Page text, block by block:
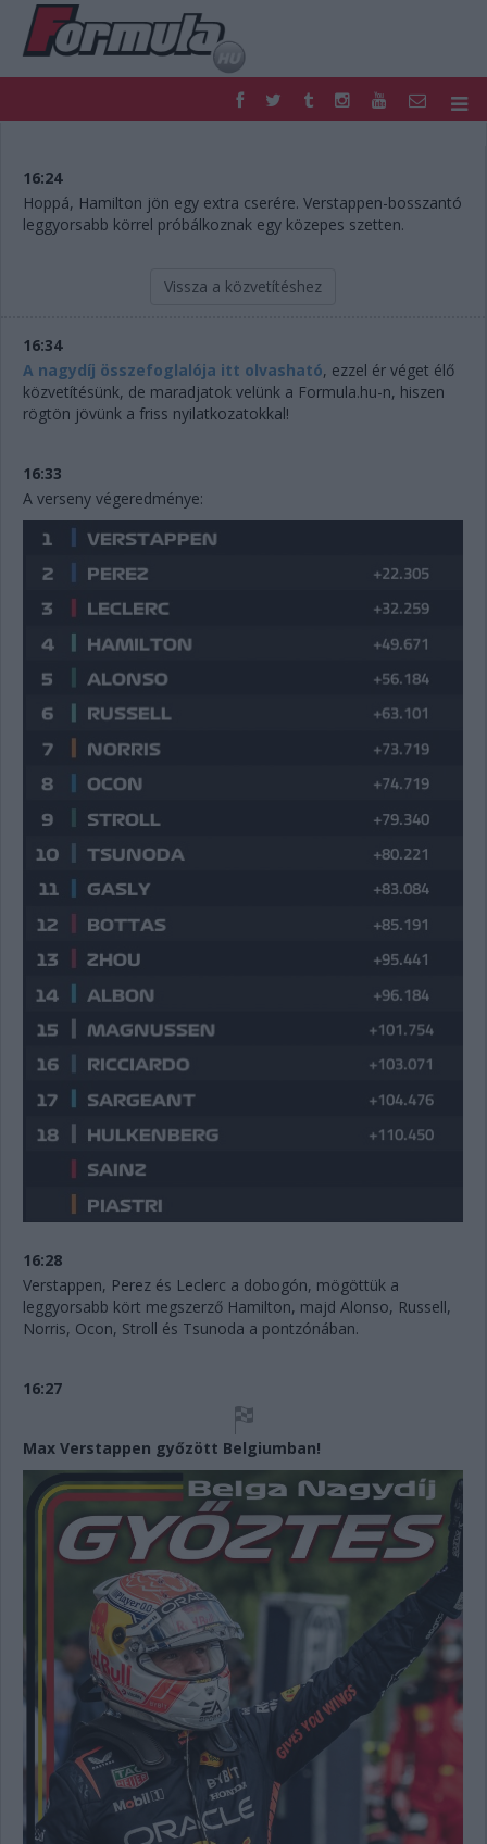
FORMULA
NEMZETKÖZI
HAZAI
RETRO
EGYÉB
TIPPJÁTÉK
16:24
Hoppá, Hamilton jön egy extra cserére. Verstappen-bosszantó
leggyorsabb körrel próbálkoznak egy közepes szetten.
Vissza a közvetítéshez
16:34
A nagydíj összefoglalója itt olvasható, ezzel ér véget élő
közvetítésünk, de maradjatok velünk a Formula.hu-n, hiszen
rögtön jövünk a friss nyilatkozatokkal!
16:33
A verseny végeredménye:
16:28
Verstappen, Perez és Leclerc a dobogón, mögöttük a
leggyorsabb kört megszerző Hamilton, majd Alonso, Russell,
Norris, Ocon, Stroll és Tsunoda a pontzónában.
16:27
Max Verstappen győzött Belgiumban!